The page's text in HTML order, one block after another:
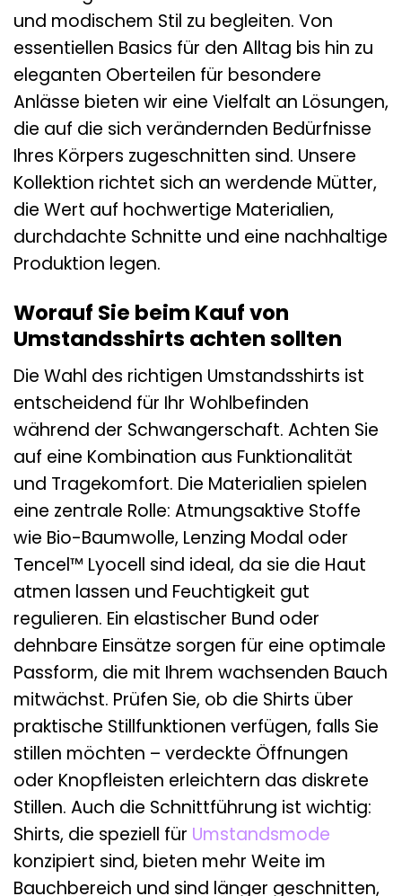
und modischem Stil zu begleiten. Von
essentiellen Basics für den Alltag bis hin zu
eleganten Oberteilen für besondere
Anlässe bieten wir eine Vielfalt an Lösungen,
die auf die sich verändernden Bedürfnisse
Ihres Körpers zugeschnitten sind. Unsere
Kollektion richtet sich an werdende Mütter,
die Wert auf hochwertige Materialien,
durchdachte Schnitte und eine nachhaltige
Produktion legen.
Worauf Sie beim Kauf von
Umstandsshirts achten sollten
Die Wahl des richtigen Umstandsshirts ist
entscheidend für Ihr Wohlbefinden
während der Schwangerschaft. Achten Sie
auf eine Kombination aus Funktionalität
und Tragekomfort. Die Materialien spielen
eine zentrale Rolle: Atmungsaktive Stoffe
wie Bio-Baumwolle, Lenzing Modal oder
Tencel™ Lyocell sind ideal, da sie die Haut
atmen lassen und Feuchtigkeit gut
regulieren. Ein elastischer Bund oder
dehnbare Einsätze sorgen für eine optimale
Passform, die mit Ihrem wachsenden Bauch
mitwächst. Prüfen Sie, ob die Shirts über
praktische Stillfunktionen verfügen, falls Sie
stillen möchten – verdeckte Öffnungen
oder Knopfleisten erleichtern das diskrete
Stillen. Auch die Schnittführung ist wichtig:
Shirts, die speziell für Umstandsmode
konzipiert sind, bieten mehr Weite im
Bauchbereich und sind länger geschnitten,